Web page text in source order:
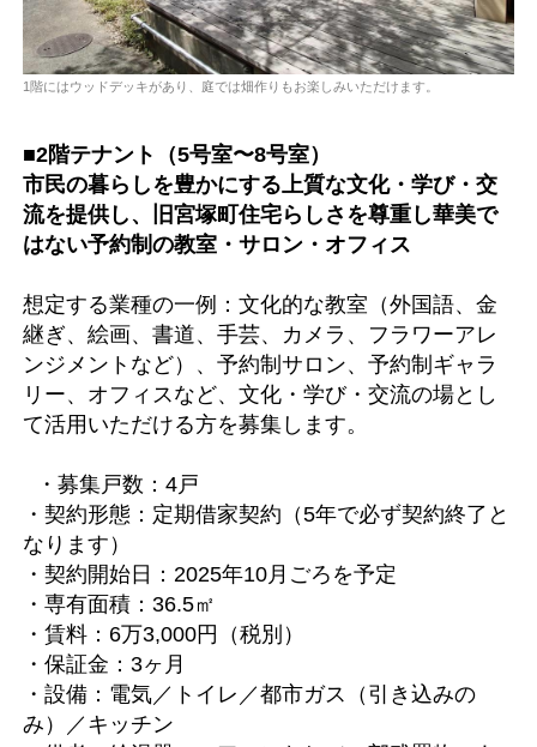
1階にはウッドデッキがあり、庭では畑作りもお楽しみいただけます。
■2階テナント（5号室〜8号室）
市民の暮らしを豊かにする上質な文化・学び・交
流を提供し、旧宮塚町住宅らしさを尊重し華美で
はない予約制の教室・サロン・オフィス
想定する業種の一例：文化的な教室（外国語、金
継ぎ、絵画、書道、手芸、カメラ、フラワーアレ
ンジメントなど）、予約制サロン、予約制ギャラ
リー、オフィスなど、文化・学び・交流の場とし
て活用いただける方を募集します。
・募集戸数：4戸
・契約形態：定期借家契約（5年で必ず契約終了と
なります）
・契約開始日：2025年10月ごろを予定
・専有面積：36.5㎡
・賃料：6万3,000円（税別）
・保証金：3ヶ月
・設備：電気／トイレ／都市ガス（引き込みの
み）／キッチン